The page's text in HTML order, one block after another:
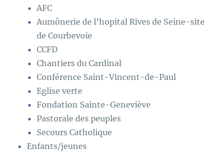
AFC
Aumônerie de l’hopital Rives de Seine-site
de Courbevoie
CCFD
Chantiers du Cardinal
Conférence Saint-Vincent-de-Paul
Eglise verte
Fondation Sainte-Geneviève
Pastorale des peuples
Secours Catholique
Enfants/jeunes